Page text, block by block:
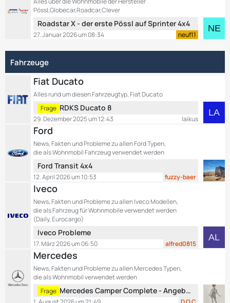
t
g
t
e
e
r
ä
g
e
Pössl,Globecar,Roadcar,Clever
e
z
t
e
B
e
t
ä
g
e
Roadstar X - der erste Pössl auf Sprinter 4x4
neuf11
27. Januar 2026 um 08:34
Fahrzeuge
Fiat Ducato
Alles rund um diesen Fahrzeugtyp, Fiat Ducato
e
t
z
t
e
e
i
t
r
ä
e
Frage RDKS Ducato 8
laikus
29. Dezember 2025 um 12:43
Ford
News, Fakten und Probleme zu allen Ford Typen,
die als Wohnmobil Fahrzeug verwendet werden
e
t
z
t
e
i
t
r
ä
e
Ford Transit 4x4
fuzzy-baer
12. April 2026 um 10:53
Iveco
News, Fakten und Probleme zu allen Iveco Modellen,
die als Fahrzeug für Wohnmobile verwendet werden
(Daily, Eurocargo)
e
t
z
t
e
Iveco Probleme
alfred0815
17. März 2026 um 06:50
Mercedes
News, Fakten und Probleme zu allen Mercedes Typen,
die als Wohnmobil verwendet werden
e
Frage Mercedes Camper Complete - Angebot für Wartungsvertrag / Garantieverlängerung - was meint ihr?